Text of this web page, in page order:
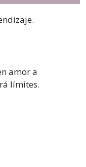
amor a
límites.